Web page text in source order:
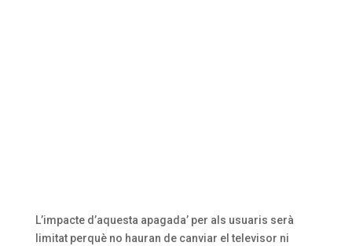
L’impacte d’aquesta apagada’ per als usuaris serà
limitat perquè no hauran de canviar el televisor ni